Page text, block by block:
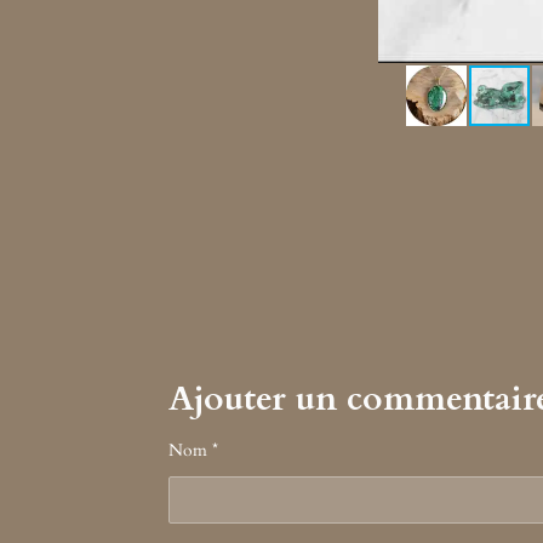
Ajouter un
Nom *